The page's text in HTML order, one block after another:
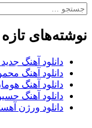
جستجو
نوشته‌های تازه
دانلود آهنگ
دانلود آهنگ
دانلود آهنگ
دانلود آهنگ
دانلود ورژن